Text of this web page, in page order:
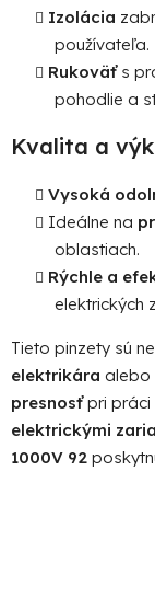
Izolácia
používateľa.
Rukoväťs
pohodlie a
Kvalita a
Vysoká
Ideálne na
oblastiach.
Rýchle a
elektrických
Tieto pinzety sú
elektrikára alebo
presnosťpri práci
elektrickými
1000V 92